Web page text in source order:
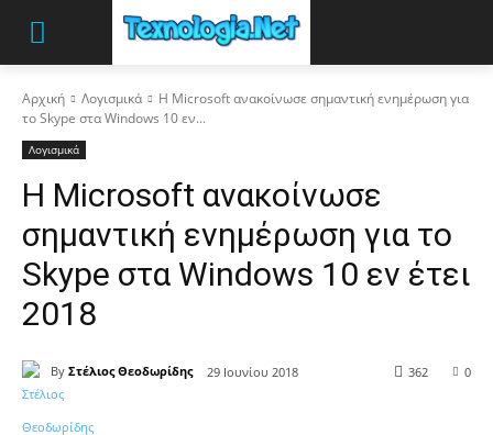
Αρχική Λογισμικά
Η Microsoft ανακοίνωσε σημαντική ενημέρωση για
το Skype στα Windows 10 εν...
Λογισμικά
Η Microsoft ανακοίνωσε
σημαντική ενημέρωση για το
Skype στα Windows 10 εν έτει
2018
By Στέλιος Θεοδωρίδης 29 Ιουνίου 2018 0
362